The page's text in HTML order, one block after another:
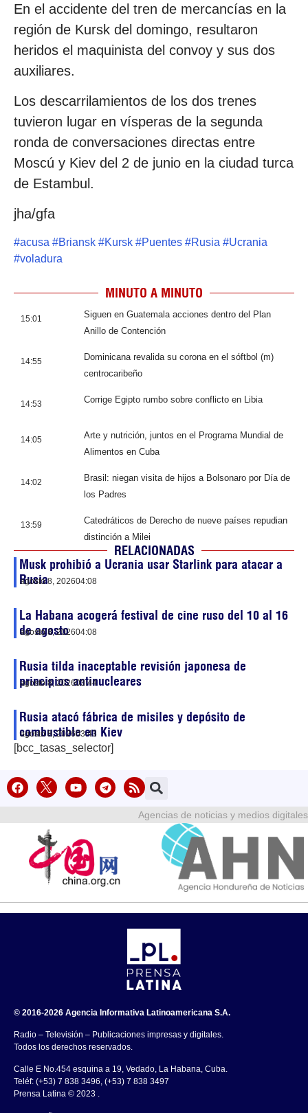
En el accidente del tren de mercancías en la
región de Kursk del domingo, resultaron
heridos el maquinista del convoy y sus dos
auxiliares.
Los descarrilamientos de los dos trenes
tuvieron lugar en vísperas de la segunda
ronda de conversaciones directas entre
Moscú y Kiev del 2 de junio en la ciudad turca
de Estambul.
jha/gfa
#acusa #Briansk #Kursk #Puentes #Rusia #Ucrania
#voladura
MINUTO A MINUTO
15:01
Siguen en Guatemala acciones dentro del Plan
Anillo de Contención
14:55
Dominicana revalida su corona en el sóftbol (m)
centrocaribeño
14:53 Corrige Egipto rumbo sobre conflicto en Libia
14:05
Arte y nutrición, juntos en el Programa Mundial de
Alimentos en Cuba
14:02
Brasil: niegan visita de hijos a Bolsonaro por Día de
los Padres
13:59
Catedráticos de Derecho de nueve países repudian
distinción a Milei
RELACIONADAS
Musk prohibió a Ucrania usar Starlink para atacar a
Rusia
agosto 8, 202604:08
La Habana acogerá festival de cine ruso del 10 al 16
de agosto
agosto 8, 202604:08
Rusia tilda inaceptable revisión japonesa de
principios antinucleares
agosto 8, 202603:44
Rusia atacó fábrica de misiles y depósito de
combustible en Kiev
agosto 8, 202603:43
[bcc_tasas_selector]
Agencias de noticias y medios digitales
© 2016-2026 Agencia Informativa Latinoamericana S.A.
Radio – Televisión – Publicaciones impresas y digitales.
Todos los derechos reservados.
Calle E No.454 esquina a 19, Vedado, La Habana, Cuba.
Teléf: (+53) 7 838 3496, (+53) 7 838 3497
Prensa Latina © 2023 .